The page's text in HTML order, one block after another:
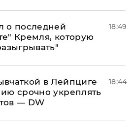
о последней
Кремля, которую
18:49
в Лейпциге
срочно укреплять
— DW
18:44